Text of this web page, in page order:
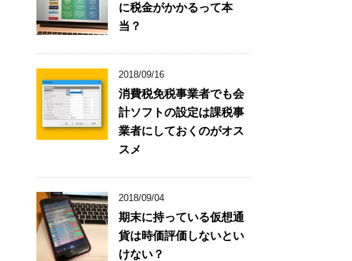
に税金がかかるって本
当？
2018/09/16
消費税免税事業者でも会
計ソフトの設定は課税事
業者にしておくのがオス
スメ
2018/09/04
期末に持っている仮想通
貨は時価評価しないとい
けない？